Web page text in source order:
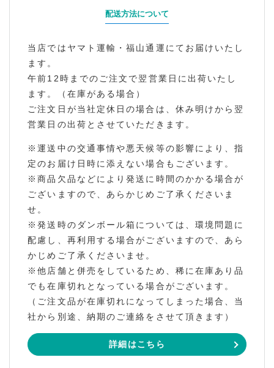
配送方法について
当店ではヤマト運輸・福山通運にてお届けいたし
ます。
午前12時までのご注文で翌営業日に出荷いたし
ます。（在庫がある場合）
ご注文日が当社定休日の場合は、休み明けから翌
営業日の出荷とさせていただきます。
※運送中の交通事情や悪天候等の影響により、指
定のお届け日時に添えない場合もございます。
※商品欠品などにより発送に時間のかかる場合が
ございますので、あらかじめご了承くださいま
せ。
※発送時のダンボール箱については、環境問題に
配慮し、再利用する場合がございますので、あら
かじめご了承くださいませ。
※他店舗と併売をしているため、稀に在庫あり品
でも在庫切れとなっている場合がございます。
（ご注文品が在庫切れになってしまった場合、当
社から別途、納期のご連絡をさせて頂きます）
詳細はこちら